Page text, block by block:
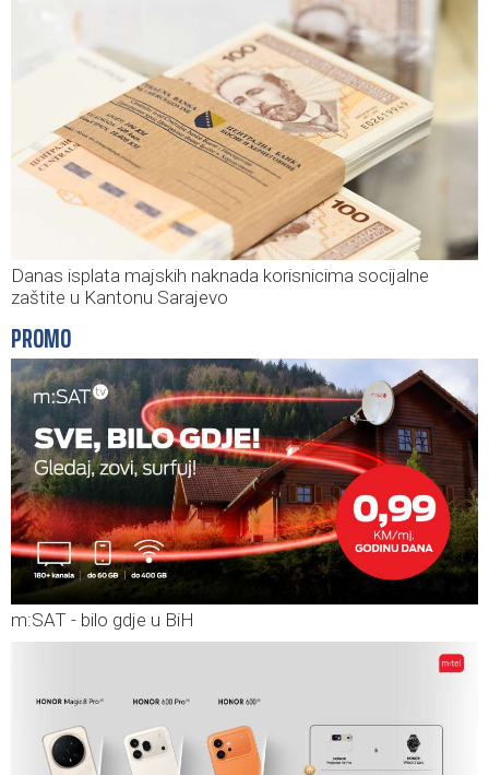
Danas isplata majskih naknada korisnicima socijalne
zaštite u Kantonu Sarajevo
PROMO
m:SAT - bilo gdje u BiH